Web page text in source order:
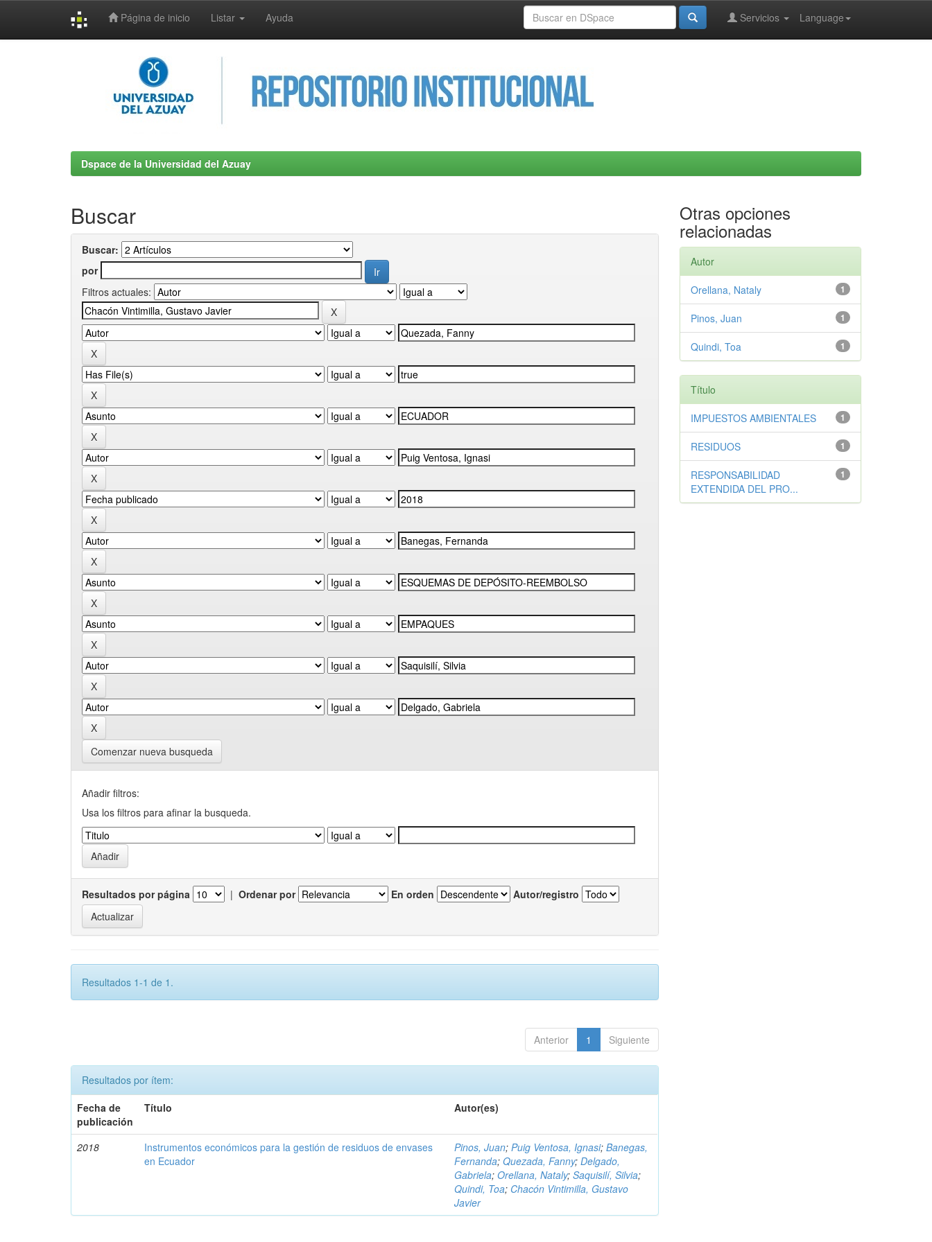
Página de inicio Listar Ayuda Language
Servicios
Dspace de la Universidad del Azuay
Buscar
Buscar:
por
Filtros actuales:
Comenzar nueva busqueda
Añadir filtros:
Usa los filtros para afinar la busqueda.
Resultados por página | Ordenar por En orden Autor/registro
Resultados 1-1 de 1.
Anterior 1 Siguiente
Resultados por ítem:
Fecha de
publicación
Título Autor(es)
2018
Instrumentos económicos para la gestión de residuos de envases
en Ecuador
Pinos, Juan;Puig Ventosa, Ignasi;Banegas,
Fernanda;Quezada, Fanny;Delgado,
Gabriela;Orellana, Nataly;Saquisilí, Silvia;
Quindi, Toa; Chacón Vintimilla, Gustavo
Javier
Otras opciones
relacionadas
Autor
1
Orellana, Nataly
1
Pinos, Juan
1
Quindi, Toa
Título
1
IMPUESTOS AMBIENTALES
1
RESIDUOS
1
RESPONSABILIDAD
EXTENDIDA DEL PRO...